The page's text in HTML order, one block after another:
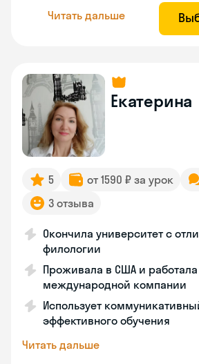
Читать дальше
Екатерина
5 от 1590 ₽ за урок
3 отзыва
Окончила университет с
филологии
Проживала в США и работала
международной компании
Использует
эффективного обучения
Читать дальше